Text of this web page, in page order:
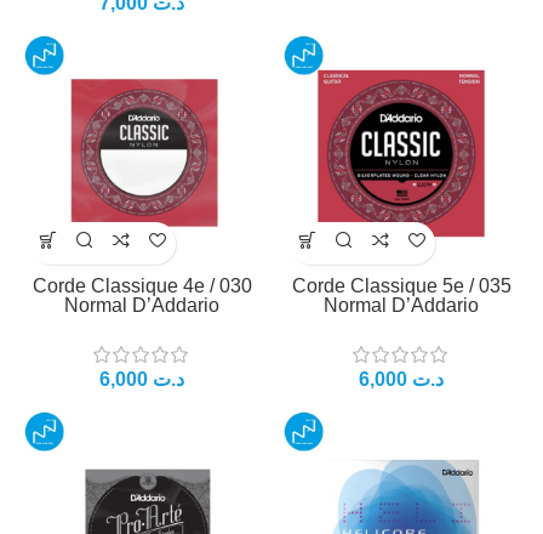
Corde Classique 4e / 030
Normal D’Addario
د.ت
Corde Classique 5e / 035
Normal D’Addario
د.ت